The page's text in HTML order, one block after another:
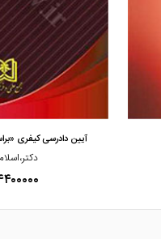
مشاهده و
آیین دادرسی کیفری
۴۴۰۰۰۰۰